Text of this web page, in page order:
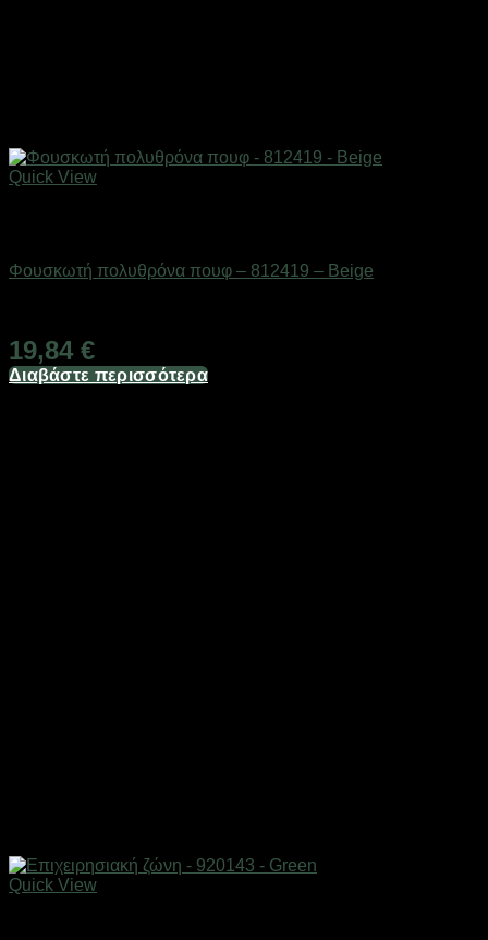
Quick View
Φουσκωτή πολυθρόνα πουφ – 812419 – Beige
19,84 €
Διαβάστε περισσότερα
Quick View